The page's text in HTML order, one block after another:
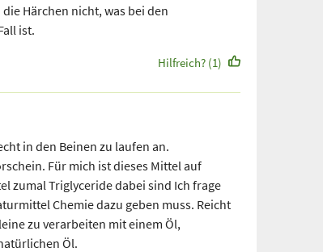
Härchen nicht, was bei den
ist.
Hilfreich? (1)
in den Beinen zu laufen an.
Für mich ist dieses Mittel auf
zumal Triglyceride dabei sind Ich frage
Chemie dazu geben muss. Reicht
zu verarbeiten mit einem Öl,
Öl.